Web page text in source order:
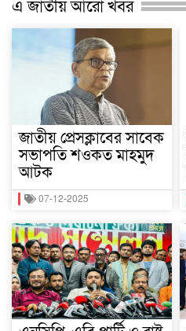
এ জাতীয় আরো খবর
জাতীয় প্রেসক্লাবের সাবেক
সভাপতি শওকত মাহমুদ
আটক
07-12-2025